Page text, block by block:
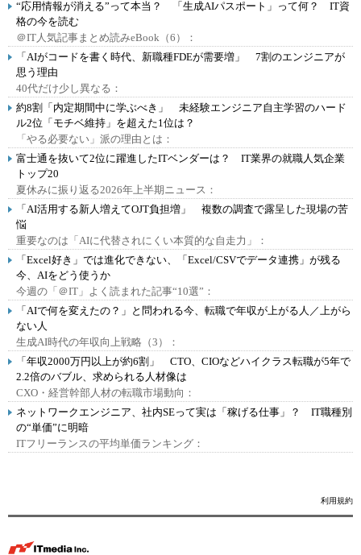
“応用情報が消える”って本当？ 「生成AIパスポート」って何？ IT資
格の今を読む
＠IT人気記事まとめ読みeBook（6）：
「AIがコードを書く時代、新職種FDEが需要増」 7割のエンジニアが
思う理由
40代だけ少し異なる：
約8割「内定期間中に学ぶべき」 未経験エンジニア自主学習のハード
ル2位「モチベ維持」を超えた1位は？
「やる必要ない」派の理由とは：
富士通を抜いて2位に躍進したITベンダーは？ IT業界の就職人気企業
トップ20
夏休みに振り返る2026年上半期ニュース：
「AI活用する新人増えてOJT負担増」 複数の調査で露呈した現場の苦
悩
重要なのは「AIに代替されにくい本質的な自走力」：
「Excel好き」では進化できない、「Excel/CSVでデータ連携」が残る
今、AIをどう使うか
今週の「＠IT」よく読まれた記事“10選”：
「AIで何を変えたの？」と問われる今、転職で年収が上がる人／上がら
ない人
生成AI時代の年収向上戦略（3）：
「年収2000万円以上が約6割」 CTO、CIOなどハイクラス転職が5年で
2.2倍のバブル、求められる人材像は
CXO・経営幹部人材の転職市場動向：
ネットワークエンジニア、社内SEって実は「稼げる仕事」？ IT職種別
の“単価”に明暗
ITフリーランスの平均単価ランキング：
利用規約